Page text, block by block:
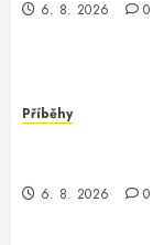
6. 8. 2026 0
Příběhy
6. 8. 2026 0